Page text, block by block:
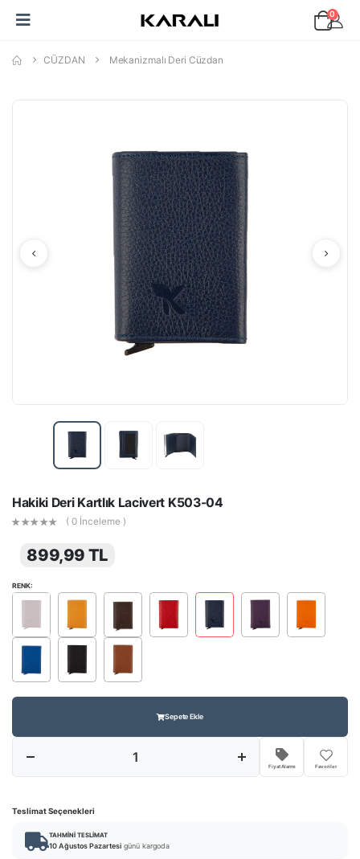
0
CÜZDAN Mekanizmalı Deri Cüzdan
Hakiki Deri Kartlık Lacivert K503-04
( 0 İnceleme )
899,99 TL
RENK:
Sepete Ekle
Fiyat Alarmı Favoriler
Teslimat Seçenekleri
TAHMINI TESLIMAT
10 Ağustos Pazartesi günü kargoda